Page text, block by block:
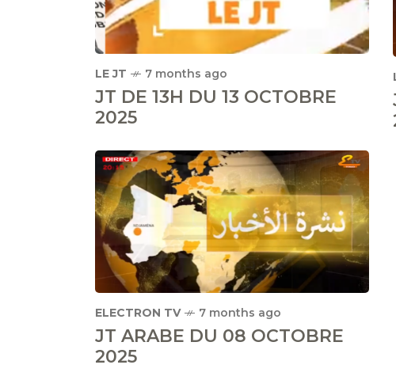
LE JT 7 months ago
JT DE 13H DU 13 OCTOBRE
2025
ELECTRON TV 7 months ago
JT ARABE DU 08 OCTOBRE
2025